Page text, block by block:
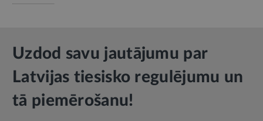
Uzdod savu jautājumu par
Latvijas tiesisko regulējumu un
tā piemērošanu!